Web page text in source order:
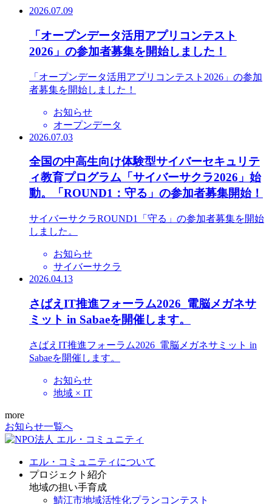
2026.07.09
「オープンデータ活用アプリコンテスト
2026」の参加者募集を開始しました！
「オープンデータ活用アプリコンテスト2026」の参加
者募集を開始しました！
お知らせ
オープンデータ
2026.07.03
全国の中高生向け体験型サイバーセキュリテ
ィ教育プログラム「サイバーサクラ2026」始
動。「ROUND1：守る」の参加者募集開始！
サイバーサクラROUND1「守る」の参加者募集を開始
しました。
お知らせ
サイバーサクラ
2026.04.13
さばえIT推進フォーラム2026_電脳メガネサ
ミット in Sabaeを開催します。
さばえIT推進フォーラム2026_電脳メガネサミット in
Sabaeを開催します。
お知らせ
地域 × IT
more
お知らせ一覧へ
エル・コミュニティについて
プロジェクト紹介
地域の担い手育成
鯖江市地域活性化プランコンテスト